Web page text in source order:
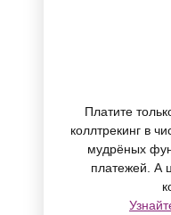
Платите
коллтрекинг в
мудрёных
платежей. А